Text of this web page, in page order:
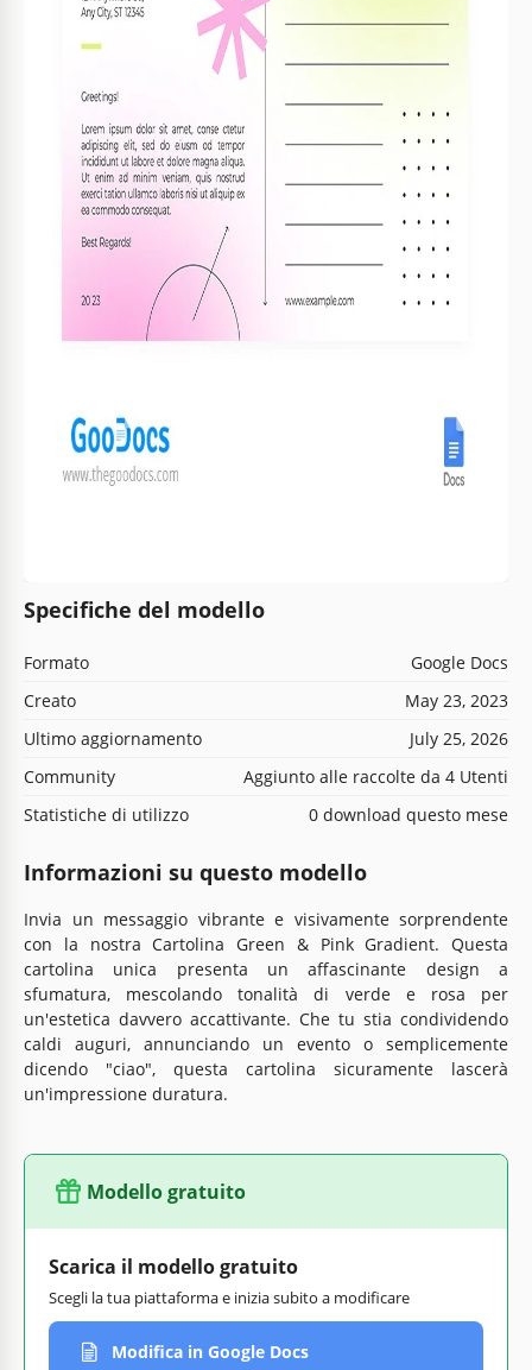
Specifiche del modello
Formato
Google Docs
Creato
May 23, 2023
Ultimo aggiornamento
July 25, 2026
Community
Aggiunto alle raccolte da 4 Utenti
Statistiche di utilizzo
0 download questo mese
Informazioni su questo modello
Invia un messaggio vibrante e visivamente sorprendente
con la nostra Cartolina Green & Pink Gradient. Questa
cartolina unica presenta un affascinante design a
sfumatura, mescolando tonalità di verde e rosa per
un'estetica davvero accattivante. Che tu stia condividendo
caldi auguri, annunciando un evento o semplicemente
dicendo "ciao", questa cartolina sicuramente lascerà
un'impressione duratura.
Modello gratuito
Scarica il modello gratuito
Scegli la tua piattaforma e inizia subito a modificare
Modifica in Google Docs